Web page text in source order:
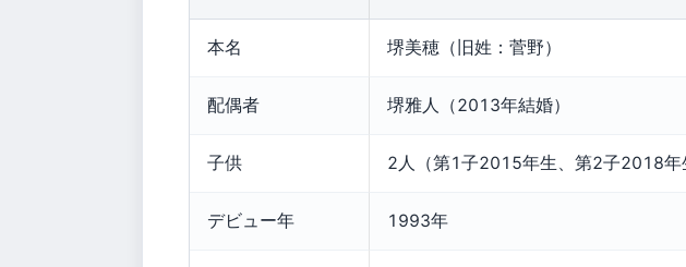
本名 堺美穂（旧姓：菅野）
配偶者 堺雅人（2013年結婚）
子供 2人（第1子2015年生、第2子2018年
デビュー年 1993年